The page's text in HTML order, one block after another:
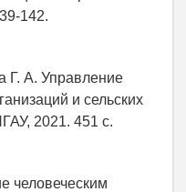
142.
Г. А. Управление
и сельских
2021. 451 с.
человеческим